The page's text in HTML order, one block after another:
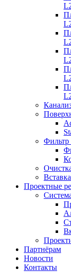
Фильтр
Проектные
Партнёрам
Новости
Контакты